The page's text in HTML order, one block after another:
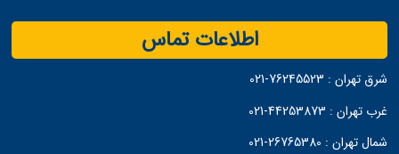
اطلاعات تماس
شرق تهران : 76245523-021
غرب تهران : 44253873-021
شمال تهران :